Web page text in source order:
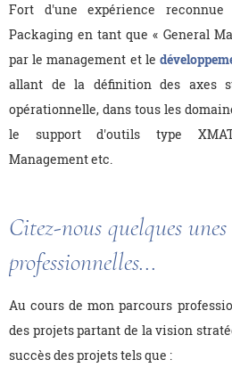
Fort d'une expérience
Packaging en tant que « General
par le management et le
allant de la définition des axes
opérationnelle, dans tous les
le support d'outils type
Management etc.
Citez-nous quelques
professionnelles...
Au cours de mon parcours
des projets partant de la vision
succès des projets tels que :